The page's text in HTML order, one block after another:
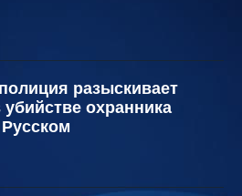
разыскивает
охранника